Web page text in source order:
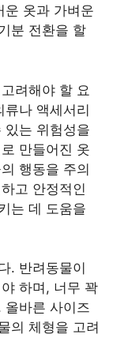
운 옷과 가벼운
분 전환을 할
려해야 할 요
나 액세서리
있는 위험성을
만들어진 옷
행동을 주의
고 안정적인
는 데 도움을
. 반려동물이
하며, 너무 꽉
올바른 사이즈
의 체형을 고려